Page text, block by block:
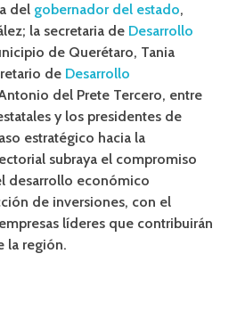
del gobernador del estado,
la secretaria de Desarrollo
de Querétaro, Tania
de Desarrollo
del Prete Tercero, entre
y los presidentes de
estratégico hacia la
subraya el compromiso
desarrollo económico
de inversiones, con el
líderes que contribuirán
la región.